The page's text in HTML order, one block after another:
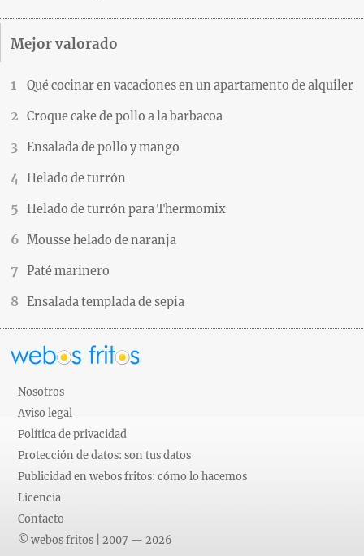
Mejor valorado
Qué cocinar en vacaciones en un apartamento de alquiler
Croque cake de pollo a la barbacoa
Ensalada de pollo y mango
Helado de turrón
Helado de turrón para Thermomix
Mousse helado de naranja
Paté marinero
Ensalada templada de sepia
Nosotros
Aviso legal
Política de privacidad
Protección de datos: son tus datos
Publicidad en webos fritos: cómo lo hacemos
Licencia
Contacto
© webos fritos | 2007 — 2026